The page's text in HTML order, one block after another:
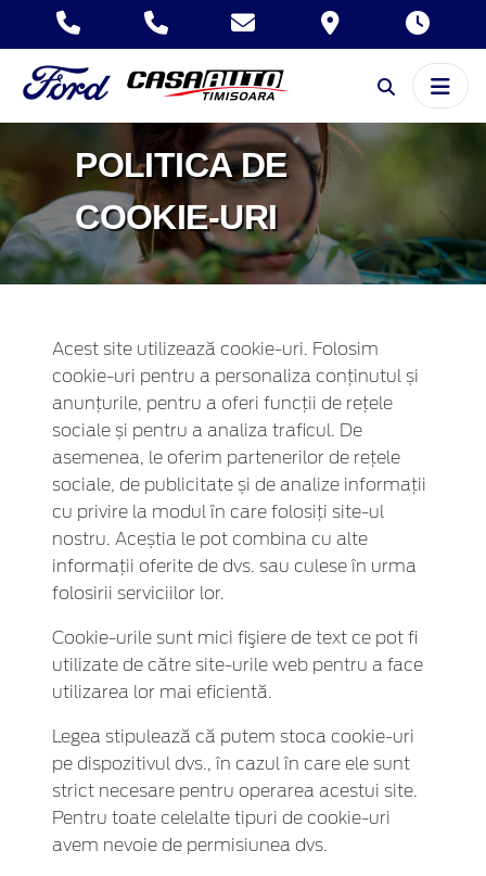
POLITICA DE
COOKIE-URI
Acest site utilizează cookie-uri. Folosim
cookie-uri pentru a personaliza conținutul și
anunțurile, pentru a oferi funcții de rețele
sociale și pentru a analiza traficul. De
asemenea, le oferim partenerilor de rețele
sociale, de publicitate și de analize informații
cu privire la modul în care folosiți site-ul
nostru. Aceștia le pot combina cu alte
informații oferite de dvs. sau culese în urma
folosirii serviciilor lor.
Cookie-urile sunt mici fişiere de text ce pot fi
utilizate de către site-urile web pentru a face
utilizarea lor mai eficientă.
Legea stipulează că putem stoca cookie-uri
pe dispozitivul dvs., în cazul în care ele sunt
strict necesare pentru operarea acestui site.
Pentru toate celelalte tipuri de cookie-uri
avem nevoie de permisiunea dvs.